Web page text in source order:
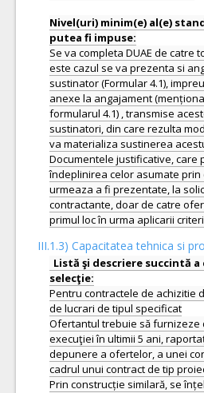
Nivel(uri) minim(e) al(e)
Se va completa DUAE de catre
este cazul se va prezenta si
sustinator (Formular 4.1),
anexe la angajament
formularul 4.1) , transmise
sustinatori, din care rezulta
va materializa sustinerea
Documentele justificative, care
îndeplinirea celor asumate prin
urmeaza a fi prezentate, la
contractante, doar de catre
III.1.3) Capacitatea tehnica si
Listă şi descriere succintă
Pentru contractele de achizitie
de lucrari de tipul specificat
Ofertantul trebuie să furnizeze
execuţiei în ultimii 5 ani,
depunere a ofertelor, a unei
cadrul unui contract de tip
Prin construcție similară, se